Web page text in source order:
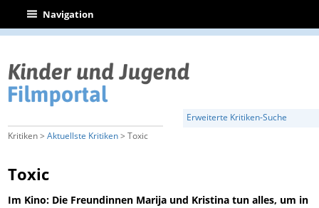
| Navigation
Erweiterte Kritiken-Suche
Kritiken >Aktuellste Kritiken> Toxic
Toxic
Im Kino: Die Freundinnen Marija und Kristina tun alles, um in